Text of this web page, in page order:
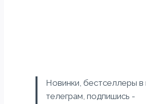
Новинки, бестселлеры
телеграм, подпишись -